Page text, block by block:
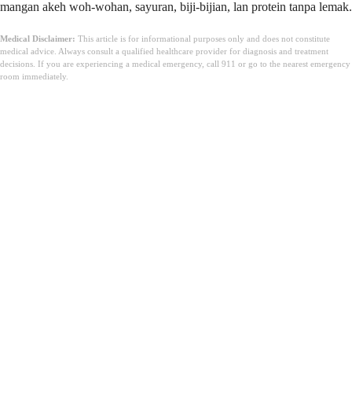
mangan akeh woh-wohan, sayuran, biji-bijian, lan protein tanpa lemak.
Medical Disclaimer: This article is for informational purposes only and does not constitute
medical advice. Always consult a qualified healthcare provider for diagnosis and treatment
decisions. If you are experiencing a medical emergency, call 911 or go to the nearest emergency
room immediately.